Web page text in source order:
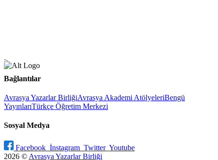
<
Bağlantılar
Avrasya Yazarlar BirliğiAvrasya Akademi AtölyeleriBengü
YayınlarıTürkçe Öğretim Merkezi
Sosyal Medya
Facebook İnstagram Twitter Youtube
2026 © Avrasya Yazarlar Birliği